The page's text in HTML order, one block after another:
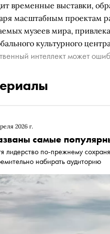
временные выставки,
масштабным проектам
музеев мира,
культурного
интеллект может
2026 г.
самые
лидерство по-прежнему
набирать аудиторию